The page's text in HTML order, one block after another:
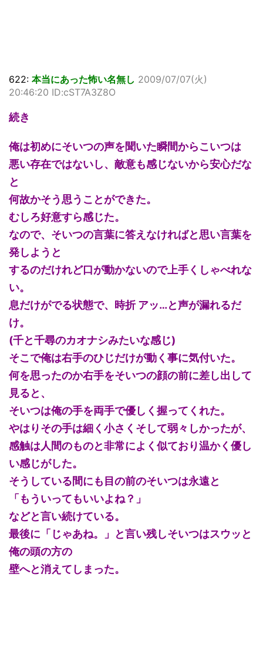
622: 本当にあった怖い名無し 2009/07/07(火)
20:46:20 ID:cST7A3Z8O
続き
俺は初めにそいつの声を聞いた瞬間からこいつは
悪い存在ではないし、敵意も感じないから安心だな
と
何故かそう思うことができた。
むしろ好意すら感じた。
なので、そいつの言葉に答えなければと思い言葉を
発しようと
するのだけれど口が動かないので上手くしゃべれな
い。
息だけがでる状態で、時折 アッ…と声が漏れるだ
け。
(千と千尋のカオナシみたいな感じ)
そこで俺は右手のひじだけが動く事に気付いた。
何を思ったのか右手をそいつの顔の前に差し出して
見ると、
そいつは俺の手を両手で優しく握ってくれた。
やはりその手は細く小さくそして弱々しかったが、
感触は人間のものと非常によく似ており温かく優し
い感じがした。
そうしている間にも目の前のそいつは永遠と
「もういってもいいよね？」
などと言い続けている。
最後に「じゃあね。」と言い残しそいつはスウッと
俺の頭の方の
壁へと消えてしまった。